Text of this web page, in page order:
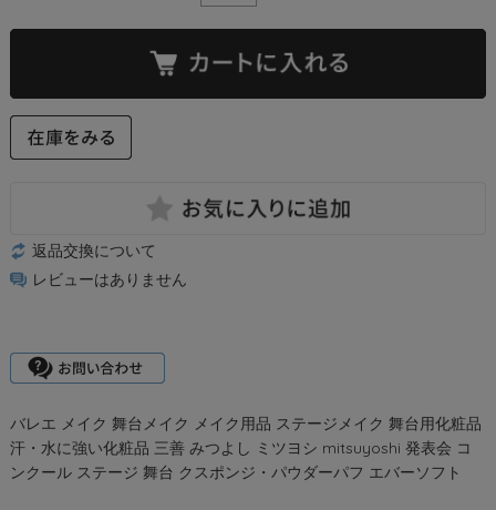
返品交換について
レビューはありません
バレエ メイク 舞台メイク メイク用品 ステージメイク 舞台用化粧品
汗・水に強い化粧品 三善 みつよし ミツヨシ mitsuyoshi 発表会 コ
ンクール ステージ 舞台 クスポンジ・パウダーパフ エバーソフト